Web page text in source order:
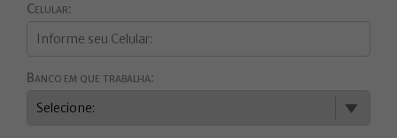
Celular:
Banco em que trabalha: